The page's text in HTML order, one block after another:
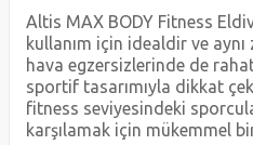
Altis MAX BODY Fitness
kullanım için idealdir ve
hava egzersizlerinde de
sportif tasarımıyla dikkat
fitness seviyesindeki
karşılamak için mükemmel